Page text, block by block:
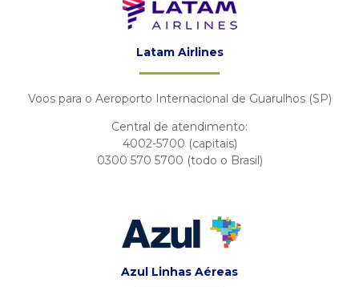
Latam Airlines
Voos para o Aeroporto Internacional de Guarulhos (SP)
Central de atendimento:
4002-5700 (capitais)
0300 570 5700 (todo o Brasil)
Azul Linhas Aéreas